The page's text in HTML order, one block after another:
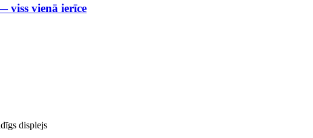
viss vienā ierīce